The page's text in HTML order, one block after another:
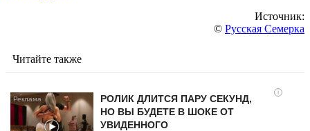
Источник:
© Русская Семерка
Читайте также
i
РОЛИК ДЛИТСЯ ПАРУ СЕКУНД,
НО ВЫ БУДЕТЕ В ШОКЕ ОТ
УВИДЕННОГО